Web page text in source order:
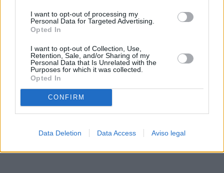
I want to opt-out of processing my
Personal Data for Targeted Advertising.
Opted In
I want to opt-out of Collection, Use,
Retention, Sale, and/or Sharing of my
Personal Data that Is Unrelated with the
Purposes for which it was collected.
Opted In
CONFIRM
Data Deletion Data Access Aviso legal